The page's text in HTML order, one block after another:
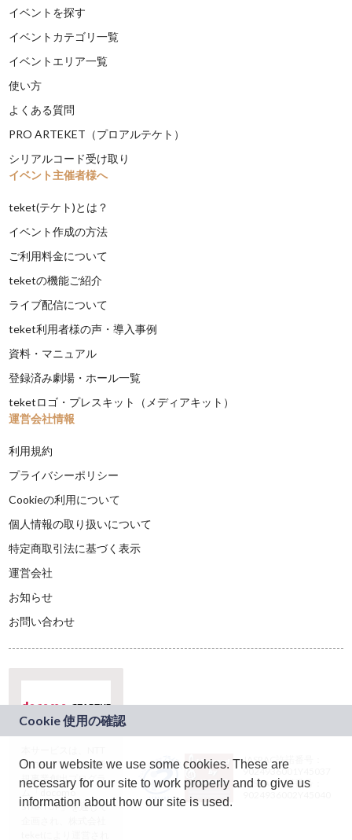
イベントを探す
イベントカテゴリ一覧
イベントエリア一覧
使い方
よくある質問
PRO ARTEKET（プロアルテケト）
シリアルコード受け取り
イベント主催者様へ
teket(テケト)とは？
イベント作成の方法
ご利用料金について
teketの機能ご紹介
ライブ配信について
teket利用者様の声・導入事例
資料・マニュアル
登録済み劇場・ホール一覧
teketロゴ・プレスキット（メディアキット）
運営会社情報
利用規約
プライバシーポリシー
Cookieの利用について
個人情報の取り扱いについて
特定商取引法に基づく表示
運営会社
お知らせ
お問い合わせ
ドコモグループの新
規事業創出プログラ
ム「docomo
STARTUP」を通じて
JASRAC許諾番号：
9024936001Y45037
JASRAC許諾番号：
On our website we use some cookies. These are
necessary for our site to work properly and to give us
information about how our site is used.